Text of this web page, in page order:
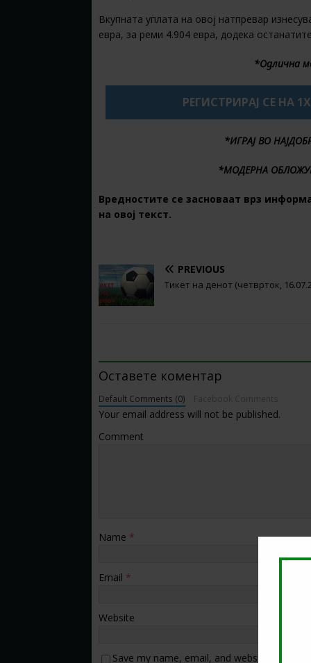
Вкупната уплата на овој натпревар
евра, за реми 4.904 евра, додека
*Одлична
РЕГИСТРИРАЈ СЕ НА
*ИГРАЈ ВО
*МОДЕРНА
Вредностите се засноваат врз
на овој текст.
PREVIOUS
Тикет на денот (четврток,
Оставете коментар
Default Comments (0)
Your email address will not be published.
Comment
Name *
Email *
Website
Save my name, email, and website in this